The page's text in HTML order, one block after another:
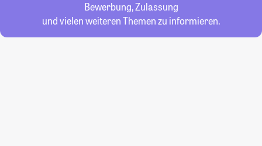
Bewerbung, Zulassung
und vielen weiteren Themen zu informieren.